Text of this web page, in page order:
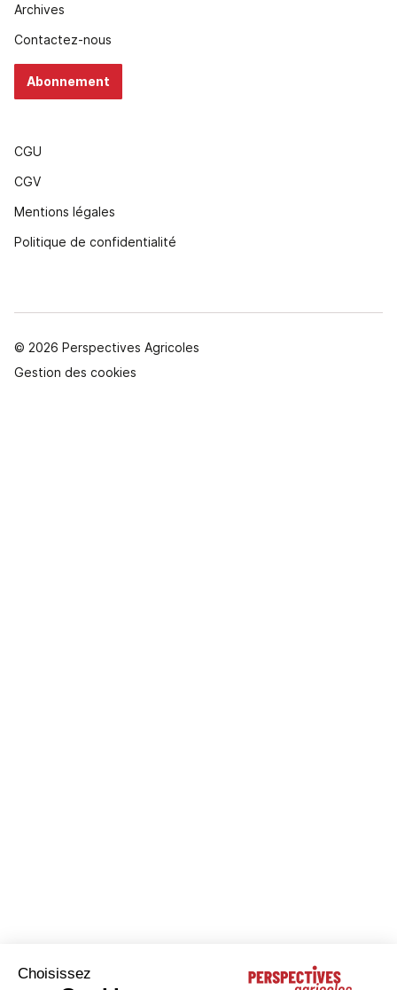
Archives
Contactez-nous
Abonnement
CGU
CGV
Mentions légales
Politique de confidentialité
© 2026 Perspectives Agricoles
Gestion des cookies